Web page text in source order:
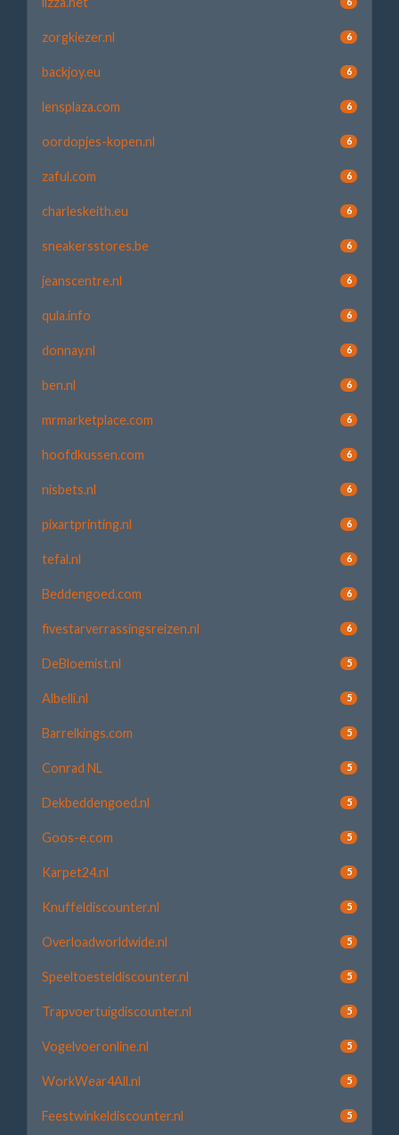
zorgkiezer.nl 6
backjoy.eu 6
lensplaza.com 6
oordopjes-kopen.nl 6
zaful.com 6
charleskeith.eu 6
sneakersstores.be 6
jeanscentre.nl 6
qula.info 6
donnay.nl 6
ben.nl 6
mrmarketplace.com 6
hoofdkussen.com 6
nisbets.nl 6
pixartprinting.nl 6
tefal.nl 6
Beddengoed.com 6
fivestarverrassingsreizen.nl 6
DeBloemist.nl 5
Albelli.nl 5
Barrelkings.com 5
Conrad NL 5
Dekbeddengoed.nl 5
Goos-e.com 5
Karpet24.nl 5
Knuffeldiscounter.nl 5
Overloadworldwide.nl 5
Speeltoesteldiscounter.nl 5
Trapvoertuigdiscounter.nl 5
Vogelvoeronline.nl 5
WorkWear4All.nl 5
Feestwinkeldiscounter.nl 5